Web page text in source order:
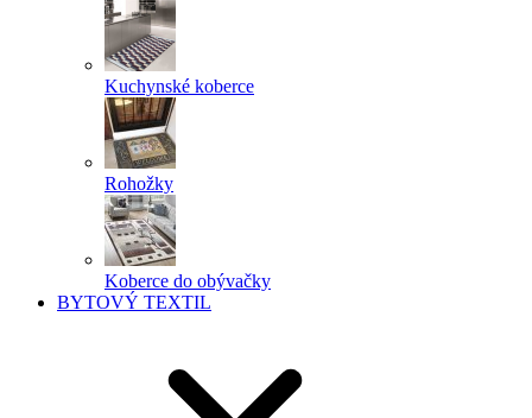
Kuchynské koberce
Rohožky
Koberce do obývačky
BYTOVÝ TEXTIL